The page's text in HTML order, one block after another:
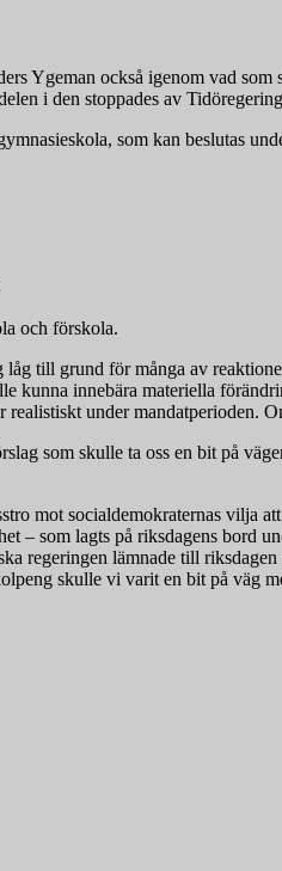
Ygeman också igenom vad som
i den stoppades av
som kan beslutas
och förskola.
låg till grund för många av
kunna innebära materiella
under mandatperioden.
som skulle ta oss en bit på
mot socialdemokraternas
– som lagts på riksdagens bord
regeringen lämnade till
skulle vi varit en bit på väg